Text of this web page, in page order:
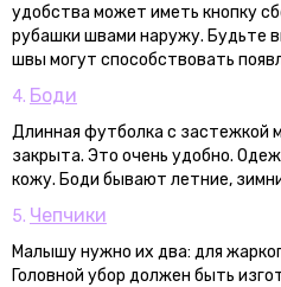
удобства может иметь кнопку
рубашки швами наружу. Будьте
швы могут способствовать
4. Боди
Длинная футболка с застежкой
закрыта. Это очень удобно.
кожу. Боди бывают летние,
5. Чепчики
Малышу нужно их два: для
Головной убор должен быть